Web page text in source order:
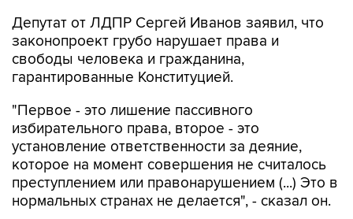
Депутат от ЛДПР Сергей Иванов заявил, что
законопроект грубо нарушает права и
свободы человека и гражданина,
гарантированные Конституцией.
"Первое - это лишение пассивного
избирательного права, второе - это
установление ответственности за деяние,
которое на момент совершения не считалось
преступлением или правонарушением (...) Это в
нормальных странах не делается", - сказал он.